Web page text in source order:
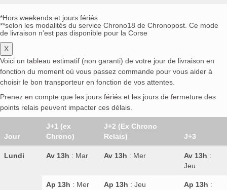
*Hors weekends et jours fériés
**selon les modalités du service Chrono18 de Chronopost. Ce mode
de livraison n’est pas disponible pour la Corse
X
Voici un tableau estimatif (non garanti) de votre jour de livraison en
fonction du moment où vous passez commande pour vous aider à
choisir le bon transporteur en fonction de vos attentes.
Prenez en compte que les jours fériés et les jours de fermeture des
points relais peuvent impacter ces délais.
Jour
J+1 (ex
Chrono)
J+2 (Ex Chrono
Relais)
J+3
Lundi Av 13h : Mar Av 13h : Mer Av 13h :
Jeu
Ap 13h : Mer Ap 13h : Jeu Ap 13h :